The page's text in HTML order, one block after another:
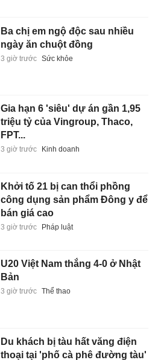
Ba chị em ngộ độc sau nhiều
ngày ăn chuột đồng
3 giờ trước Sức khỏe
Gia hạn 6 'siêu' dự án gần 1,95
triệu tỷ của Vingroup, Thaco,
FPT...
3 giờ trước Kinh doanh
Khởi tố 21 bị can thổi phồng
công dụng sản phẩm Đông y để
bán giá cao
3 giờ trước Pháp luật
U20 Việt Nam thắng 4-0 ở Nhật
Bản
3 giờ trước Thể thao
Du khách bị tàu hất văng điện
thoại tại 'phố cà phê đường tàu'